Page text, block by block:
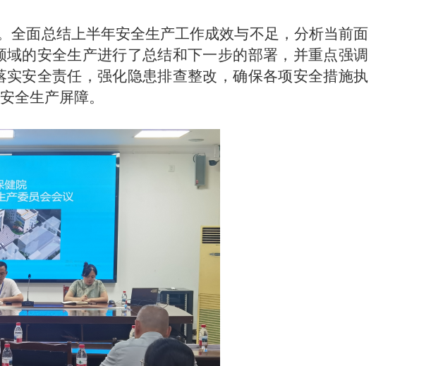
全面总结上半年安全生产工作成效与不足，分析当前面
的安全生产进行了总结和下一步的部署，并重点强调
安全责任，强化隐患排查整改，确保各项安全措施执
全生产屏障。